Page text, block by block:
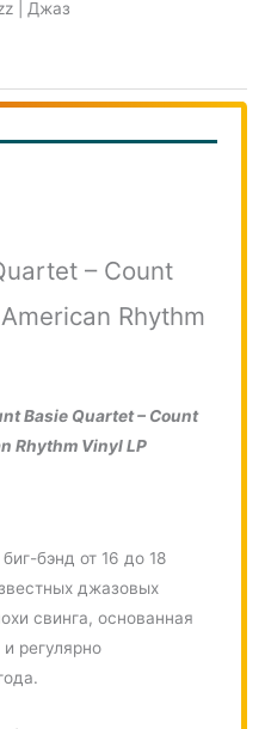
| Джаз
– Count
Rhythm
Basie Quartet – Count
Rhythm Vinyl LP
бэнд от 16 до 18
джазовых
свинга, основанная
регулярно